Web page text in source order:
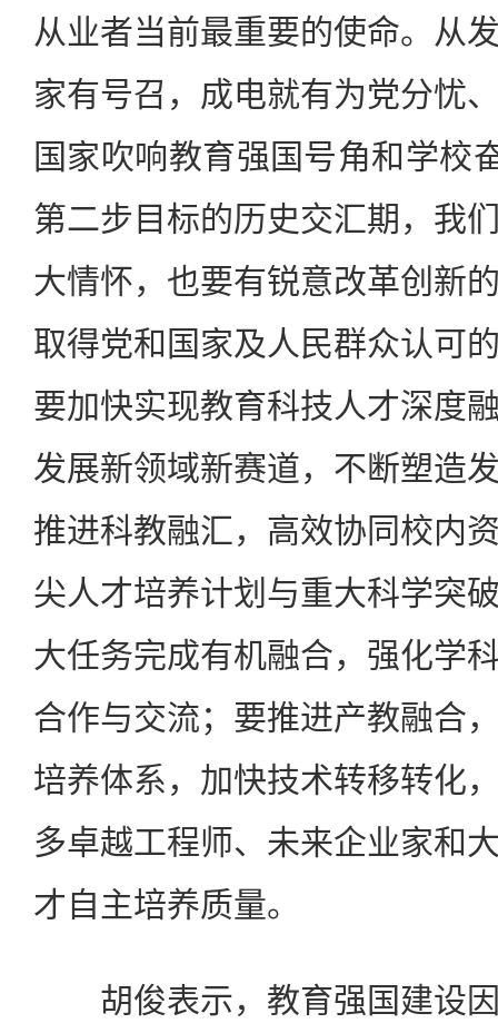
从业者当前最重要的使命。从
家有号召，成电就有为党分忧
国家吹响教育强国号角和学校
第二步目标的历史交汇期，我
大情怀，也要有锐意改革创新
取得党和国家及人民群众认可
要加快实现教育科技人才深度
发展新领域新赛道，不断塑造
推进科教融汇，高效协同校内
尖人才培养计划与重大科学突
大任务完成有机融合，强化学
合作与交流；要推进产教融合
培养体系，加快技术转移转化
多卓越工程师、未来企业家和
才自主培养质量。
胡俊表示，教育强国建设因